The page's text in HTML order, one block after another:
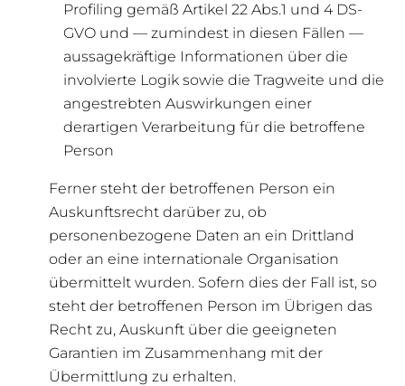
Profiling gemäß Artikel 22 Abs.1 und 4 DS-
GVO und — zumindest in diesen Fällen —
aussagekräftige Informationen über die
involvierte Logik sowie die Tragweite und die
angestrebten Auswirkungen einer
derartigen Verarbeitung für die betroffene
Person
Ferner steht der betroffenen Person ein
Auskunftsrecht darüber zu, ob
personenbezogene Daten an ein Drittland
oder an eine internationale Organisation
übermittelt wurden. Sofern dies der Fall ist, so
steht der betroffenen Person im Übrigen das
Recht zu, Auskunft über die geeigneten
Garantien im Zusammenhang mit der
Übermittlung zu erhalten.